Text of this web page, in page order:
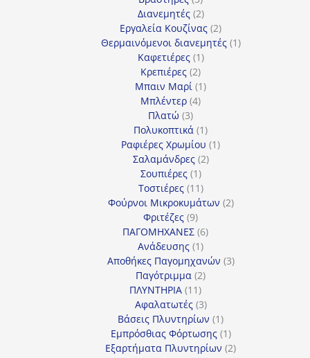
προϊόντα
Διανεμητές 22
προϊόντα
Εργαλεία Κουζίνας 22
προϊόντα
Θερμαινόμενοι διανεμητές 11
Καφετιέρες 11
προϊόν
Κρεπιέρες 22
προϊόντα
Μπαιν Μαρί 11
Μπλέντερ 44
Πλατώ 33
προϊόντα
Πολυκοπτικά 11
προϊόν
Ραφιέρες Χρωμίου 11
Σαλαμάνδρες 22
Σουπιέρες 11
προϊόν
Τοστιέρες 1111
προϊόντα
Φούρνοι Μικροκυμάτων 22
Φριτέζες 99
προϊόντα
ΠΑΓΟΜΗΧΑΝΕΣ 66
Ανάδευσης 11
προϊόν
Αποθήκες Παγομηχανών 33
Παγότριμμα 22
ΠΛΥΝΤΗΡΙΑ 1111
προϊόντα
Αφαλατωτές 33
προϊόντα
Βάσεις Πλυντηρίων 11
προϊόν
Εμπρόσθιας Φόρτωσης 11
προϊόν
Εξαρτήματα Πλυντηρίων 22